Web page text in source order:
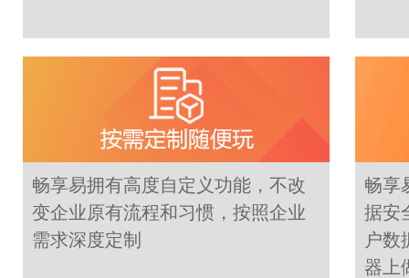
畅享易拥有高度自定义功能，不改
变企业原有流程和习惯，按照企业
需求深度定制
畅享
据安
户数
器上